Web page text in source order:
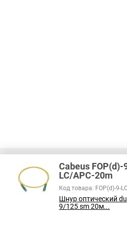
В соответствии с пунктом 2
справочный характер и не
на наличие интересующих вас
Cabeus FOP(d)-
LC/APC-20m
Код товара: FOP(d)-9-
Шнур оптический
9/125 sm 20м...